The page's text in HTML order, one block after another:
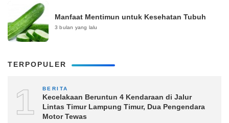
Manfaat Mentimun untuk Kesehatan Tubuh
3 bulan yang lalu
TERPOPULER
1 BERITA
Kecelakaan Beruntun 4 Kendaraan di Jalur
Lintas Timur Lampung Timur, Dua Pengendara
Motor Tewas